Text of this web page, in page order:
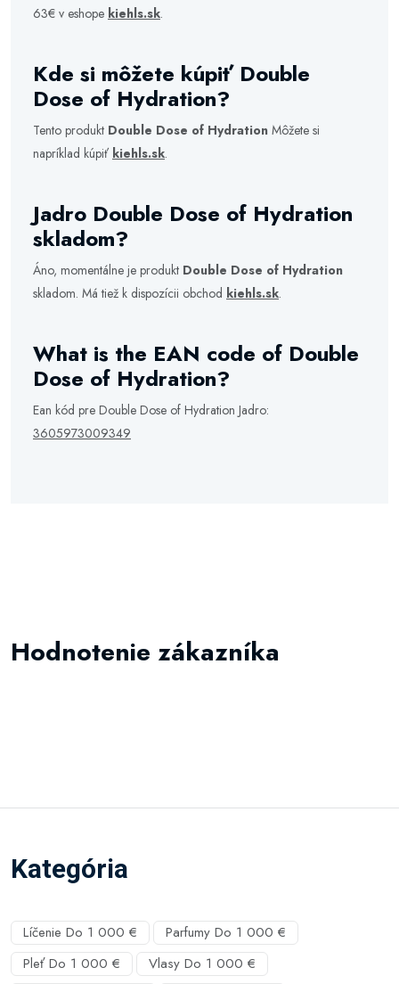
63€ v eshope kiehls.sk.
Kde si môžete kúpiť Double
Dose of Hydration?
Tento produkt Double Dose of Hydration Môžete si
napríklad kúpiť kiehls.sk.
Jadro Double Dose of Hydration
skladom?
Áno, momentálne je produkt Double Dose of Hydration
skladom. Má tiež k dispozícii obchod kiehls.sk.
What is the EAN code of Double
Dose of Hydration?
Ean kód pre Double Dose of Hydration Jadro:
3605973009349
Hodnotenie zákazníka
Kategória
Líčenie Do 1 000 €
Parfumy Do 1 000 €
Pleť Do 1 000 €
Vlasy Do 1 000 €